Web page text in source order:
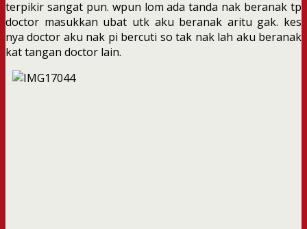
terpikir sangat pun. wpun lom ada tanda nak beranak tp
doctor masukkan ubat utk aku beranak aritu gak. kes
nya doctor aku nak pi bercuti so tak nak lah aku beranak
kat tangan doctor lain.